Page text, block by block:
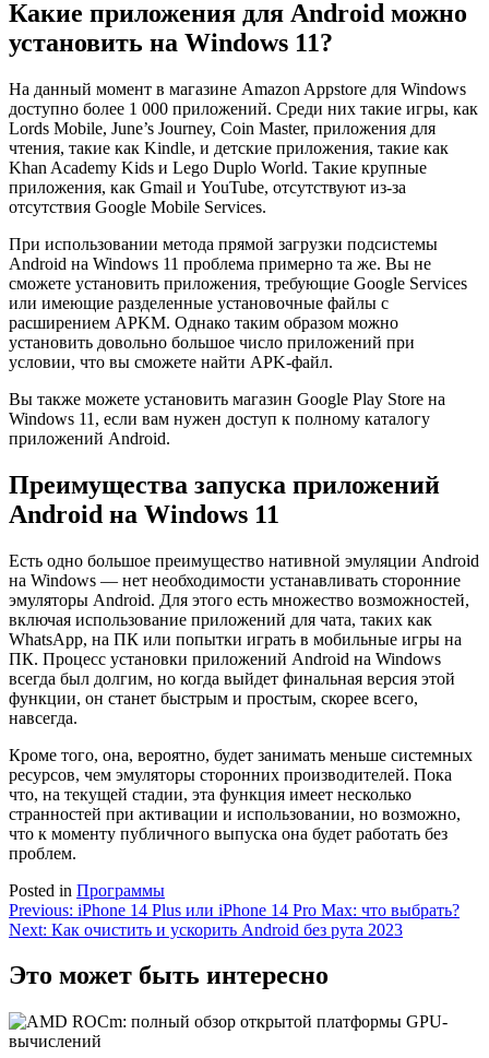
Какие приложения для Android можно
установить на Windows 11?
На данный момент в магазине Amazon Appstore для Windows
доступно более 1 000 приложений. Среди них такие игры, как
Lords Mobile, June’s Journey, Coin Master, приложения для
чтения, такие как Kindle, и детские приложения, такие как
Khan Academy Kids и Lego Duplo World. Такие крупные
приложения, как Gmail и YouTube, отсутствуют из-за
отсутствия Google Mobile Services.
При использовании метода прямой загрузки подсистемы
Android на Windows 11 проблема примерно та же. Вы не
сможете установить приложения, требующие Google Services
или имеющие разделенные установочные файлы с
расширением APKM. Однако таким образом можно
установить довольно большое число приложений при
условии, что вы сможете найти APK-файл.
Вы также можете установить магазин Google Play Store на
Windows 11, если вам нужен доступ к полному каталогу
приложений Android.
Преимущества запуска приложений
Android на Windows 11
Есть одно большое преимущество нативной эмуляции Android
на Windows — нет необходимости устанавливать сторонние
эмуляторы Android. Для этого есть множество возможностей,
включая использование приложений для чата, таких как
WhatsApp, на ПК или попытки играть в мобильные игры на
ПК. Процесс установки приложений Android на Windows
всегда был долгим, но когда выйдет финальная версия этой
функции, он станет быстрым и простым, скорее всего,
навсегда.
Кроме того, она, вероятно, будет занимать меньше системных
ресурсов, чем эмуляторы сторонних производителей. Пока
что, на текущей стадии, эта функция имеет несколько
странностей при активации и использовании, но возможно,
что к моменту публичного выпуска она будет работать без
проблем.
Posted in Программы
Навигация
по
записям
Previous: iPhone 14 Plus или iPhone 14 Pro Max: что выбрать?
Next: Как очистить и ускорить Android без рута 2023
Это может быть интересно